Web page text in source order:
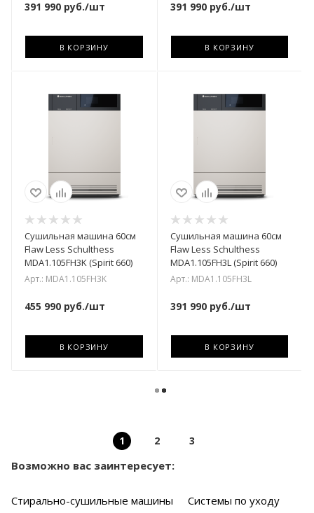
391 990 руб./шт
В КОРЗИНУ
391 990руб./шт
В КОРЗИНУ
Сушильная машина 60см
Flaw Less Schulthess
MDA1.105FH3K (Spirit 660)
Арт.: MDA1.105FH3K
455 990 руб./шт
В КОРЗИНУ
Сушильная машина 60см
Flaw Less Schulthess
MDA1.105FH3L (Spirit 660)
Арт.: MDA1.105FH3L
391 990руб./шт
В КОРЗИНУ
1 2 3
Возможно вас заинтересует:
Стирально-сушильные машины Системы по уходу